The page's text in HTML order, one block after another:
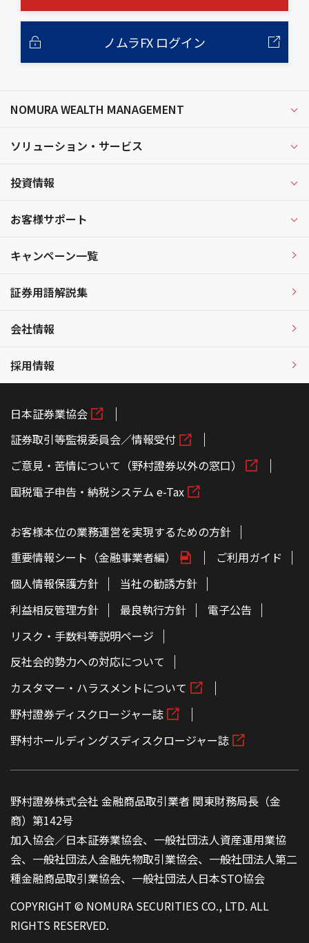
ノムラFX ログイン
NOMURA WEALTH MANAGEMENT
ソリューション・サービス
投資情報
お客様サポート
キャンペーン一覧
証券用語解説集
会社情報
採用情報
日本証券業協会
証券取引等監視委員会／情報受付
ご意見・苦情について（野村證券以外の窓口）
国税電子申告・納税システム e-Tax
お客様本位の業務運営を実現するための方針
重要情報シート（金融事業者編）
ご利用ガイド
個人情報保護方針
当社の勧誘方針
利益相反管理方針
最良執行方針
電子公告
リスク・手数料等説明ページ
反社会的勢力への対応について
カスタマー・ハラスメントについて
野村證券ディスクロージャー誌
野村ホールディングスディスクロージャー誌
野村證券株式会社 金融商品取引業者 関東財務局長（金
商）第142号
加入協会／日本証券業協会、一般社団法人資産運用業協
会、一般社団法人金融先物取引業協会、一般社団法人第二
種金融商品取引業協会、一般社団法人日本STO協会
COPYRIGHT © NOMURA SECURITIES CO., LTD. ALL
RIGHTS RESERVED.